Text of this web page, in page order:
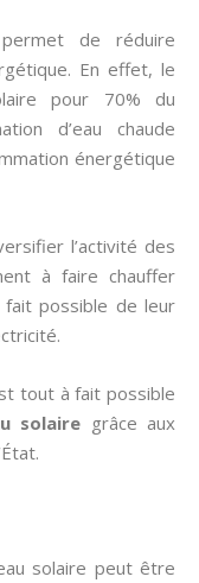
de réduire
En effet, le
pour 70% du
d’eau chaude
énergétique
l’activité des
à faire chauffer
possible de leur
tout à fait possible
solaire grâce aux
solaire peut être